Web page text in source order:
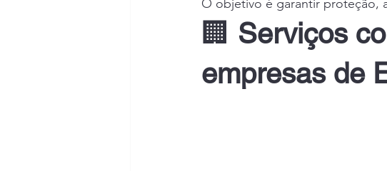
O objetivo é garantir proteção,
🏢 Serviços
empresas de